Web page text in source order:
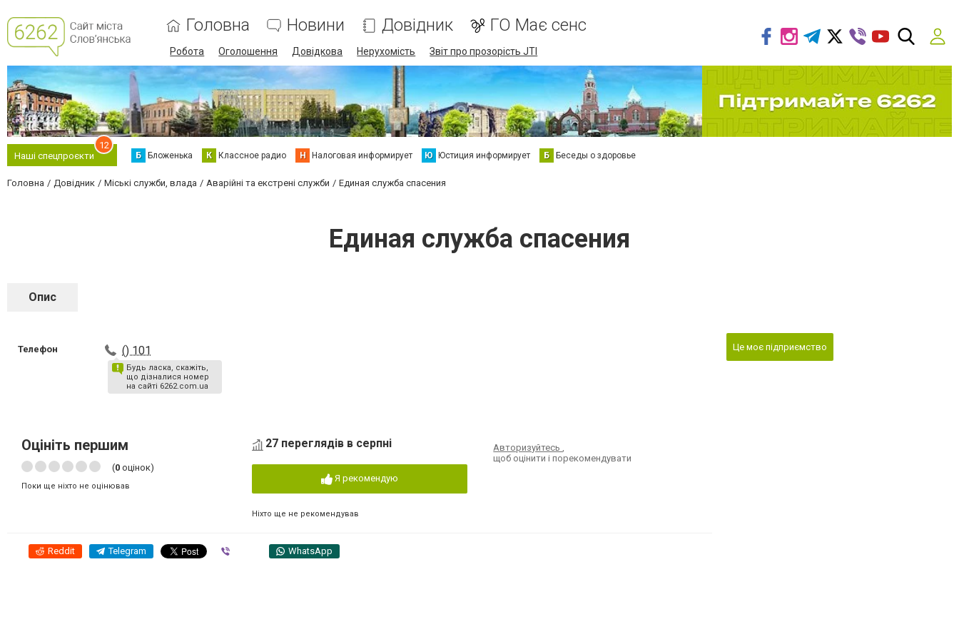
Головна Новини Довідник ГО Має сенс
Робота Оголошення Довідкова Нерухомість Звіт про прозорість JTI
Наші спецпроєкти
12
Б Бложенька К Классное радио Н Налоговая информирует Ю Юстиция информирует Б Беседы о здоровье
Головна Довідник Міські служби, влада Аварійні та екстрені служби Единая служба спасения
Единая служба спасения
Опис
Телефон () 101
Будь ласка, скажіть,
що дізналися номер
на сайті 6262.com.ua
Оцініть першим
(0 оцінок)
Поки ще ніхто не оцінював
27 переглядів в серпні
Я рекомендую
Ніхто ще не рекомендував
Авторизуйтесь,
щоб оцінити і порекомендувати
Reddit Telegram WhatsApp
Це моє підприємство